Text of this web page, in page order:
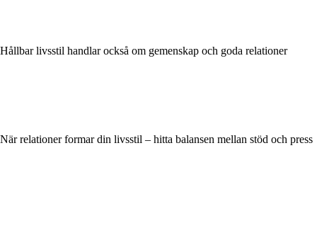
Hållbar livsstil handlar också om gemenskap och goda relationer
När relationer formar din livsstil – hitta balansen mellan stöd och press